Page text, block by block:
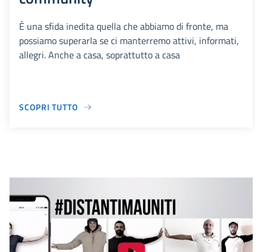
È una sfida inedita quella che abbiamo di fronte, ma
possiamo superarla se ci manterremo attivi, informati,
allegri. Anche a casa, soprattutto a casa
SCOPRI TUTTO